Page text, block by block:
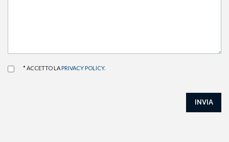
* ACCETTO LA PRIVACY POLICY.
INVIA